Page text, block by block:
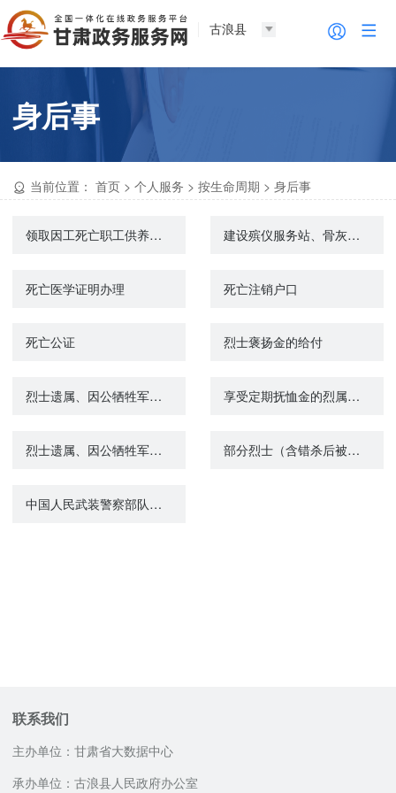
古浪县
身后事
当前位置： 首页 >个人服务 >按生命周期 >身后事
领取因工死亡职工供养亲属待遇资格认证 建设殡仪服务站、骨灰堂审批
死亡医学证明办理 死亡注销户口
死亡公证 烈士褒扬金的给付
烈士遗属、因公牺牲军人遗属、病故军人遗属一次性抚恤金的给付 享受定期抚恤金的烈属、因公牺牲军人遗属、病故军人遗属丧葬费的给付
烈士遗属、因公牺牲军人遗属、病故军人遗属定期抚恤金的给付 部分烈士（含错杀后被平反人员）子女生活补助的给付
中国人民武装警察部队、军队离退休人员一次性死亡抚恤金的给付
联系我们
主办单位：甘肃省大数据中心
承办单位：古浪县人民政府办公室